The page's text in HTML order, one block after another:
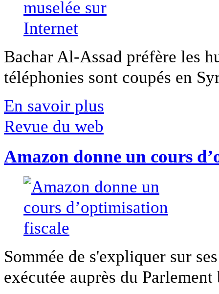
Bachar Al-Assad préfère les
téléphonies sont coupés en
En savoir plus
Revue du web
Amazon donne un cours
Sommée de s'expliquer sur
exécutée auprès du